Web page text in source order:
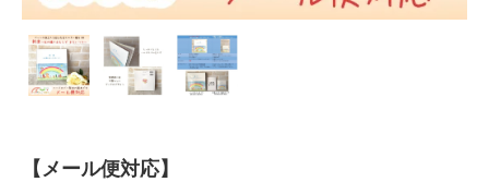
【メール便対応】